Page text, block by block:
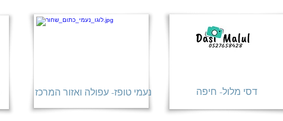
נעמי טופז- עפולה ואזור המרכז דסי מלול- חיפה